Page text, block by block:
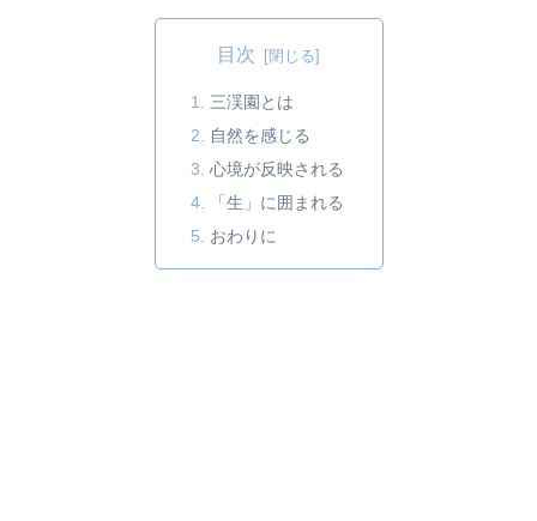
目次
三渓園とは
自然を感じる
心境が反映される
「生」に囲まれる
おわりに